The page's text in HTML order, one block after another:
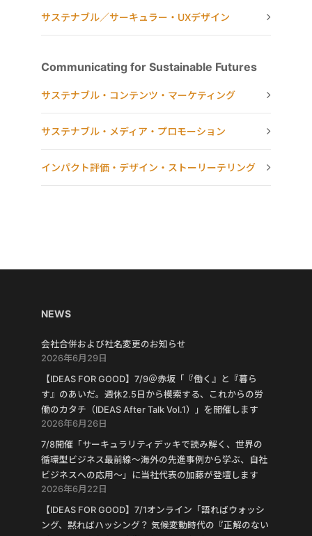
サステナブル／サーキュラー・UXデザイン
Communicating for Sustainable Futures
サステナブル・コンテンツ・マーケティング
サステナブル・メディア・プロモーション
インパクト評価・デザイン・ストーリーテリング
NEWS
会社合併および社名変更のお知らせ
2026年6月29日
【IDEAS FOR GOOD】7/9＠赤坂「『働く』と『暮ら
す』のあいだ。週休2.5日から模索する、これからの労
働のカタチ（IDEAS After Talk Vol.1）」を開催します
2026年6月26日
7/8開催「サーキュラリティデッキで読み解く、世界の
循環型ビジネス最前線〜海外の先進事例から学ぶ、自社
ビジネスへの応用〜」に当社代表の加藤が登壇します
2026年6月22日
【IDEAS FOR GOOD】7/1オンライン「語ればウォッシ
ング、黙ればハッシング？ 気候変動時代の『正解のない